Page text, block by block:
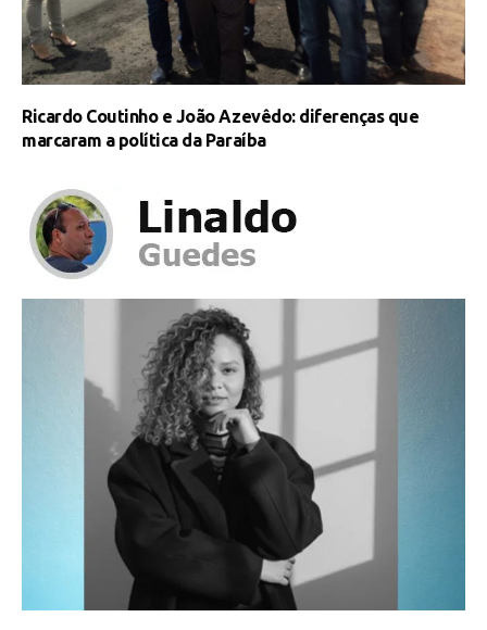
Ricardo Coutinho e João Azevêdo: diferenças que
marcaram a política da Paraíba